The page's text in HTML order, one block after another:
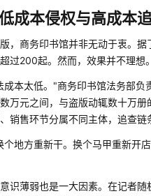
成本侵权与高成本
，商务印书馆并非无动于衷。
过200起。然而，效果并不理想。
成本太低。"商务印书馆法务部
万元之间，与盗版动辄数十万
销售环节分属不同主体，追查链
个地方重新干。换个马甲重新开
识薄弱也是一大因素。在记者